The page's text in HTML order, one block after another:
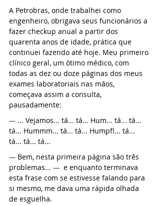
A Petrobras, onde trabalhei como
engenheiro, obrigava seus funcionários a
fazer checkup anual a partir dos
quarenta anos de idade, prática que
continuei fazendo até hoje. Meu primeiro
clínico geral, um ótimo médico, com
todas as dez ou doze páginas dos meus
exames laboratoriais nas mãos,
começava assim a consulta,
pausadamente:
— ... Vejamos... tá... tá... Hum... tá... tá...
tá... Hummm... tá... tá... Humpf!... tá...
tá... tá... tá...
— Bem, nesta primeira página são três
problemas... — e enquanto terminava
esta frase com se estivesse falando para
si mesmo, me dava uma rápida olhada
de esguelha.